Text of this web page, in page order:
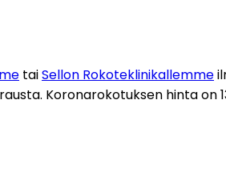
tai Sellon Rokoteklinikallemme
Koronarokotuksen hinta on